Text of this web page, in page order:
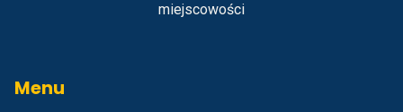
miejscowości
Menu